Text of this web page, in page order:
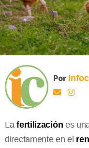
Por
Lafertilización es
directamente en el